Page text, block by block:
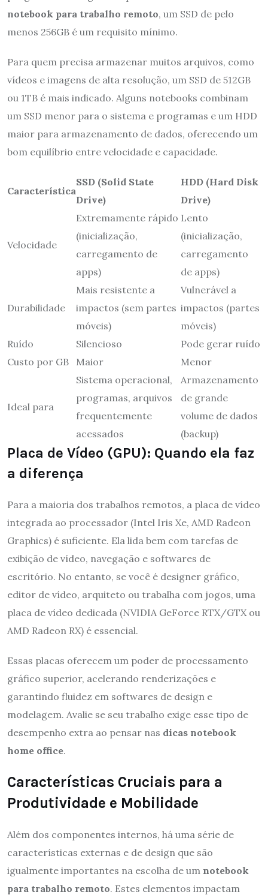
notebook para trabalho remoto, um SSD de pelo
menos 256GB é um requisito mínimo.
Para quem precisa armazenar muitos arquivos, como
vídeos e imagens de alta resolução, um SSD de 512GB
ou 1TB é mais indicado. Alguns notebooks combinam
um SSD menor para o sistema e programas e um HDD
maior para armazenamento de dados, oferecendo um
bom equilíbrio entre velocidade e capacidade.
Característica
SSD (Solid State
Drive)
HDD (Hard Disk
Drive)
Velocidade
Extremamente rápido
(inicialização,
carregamento de
apps)
Lento
(inicialização,
carregamento
de apps)
Durabilidade
Mais resistente a
impactos (sem partes
móveis)
Vulnerável a
impactos (partes
móveis)
Ruído
Silencioso
Pode gerar ruído
Custo por GB
Maior Menor
Ideal para
Sistema operacional,
programas, arquivos
frequentemente
acessados
Armazenamento
de grande
volume de dados
(backup)
Placa de Vídeo (GPU): Quando ela faz
a diferença
Para a maioria dos trabalhos remotos, a placa de vídeo
integrada ao processador (Intel Iris Xe, AMD Radeon
Graphics) é suficiente. Ela lida bem com tarefas de
exibição de vídeo, navegação e softwares de
escritório. No entanto, se você é designer gráfico,
editor de vídeo, arquiteto ou trabalha com jogos, uma
placa de vídeo dedicada (NVIDIA GeForce RTX/GTX ou
AMD Radeon RX) é essencial.
Essas placas oferecem um poder de processamento
gráfico superior, acelerando renderizações e
garantindo fluidez em softwares de design e
modelagem. Avalie se seu trabalho exige esse tipo de
desempenho extra ao pensar nas dicas notebook
home office.
Características Cruciais para a
Produtividade e Mobilidade
Além dos componentes internos, há uma série de
características externas e de design que são
igualmente importantes na escolha de um notebook
para trabalho remoto. Estes elementos impactam